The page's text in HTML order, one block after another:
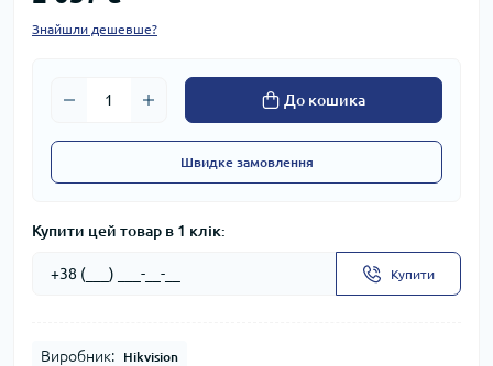
Знайшли дешевше?
До кошика
Швидке замовлення
Купити цей товар в 1 клік:
Купити
Виробник: Hikvision